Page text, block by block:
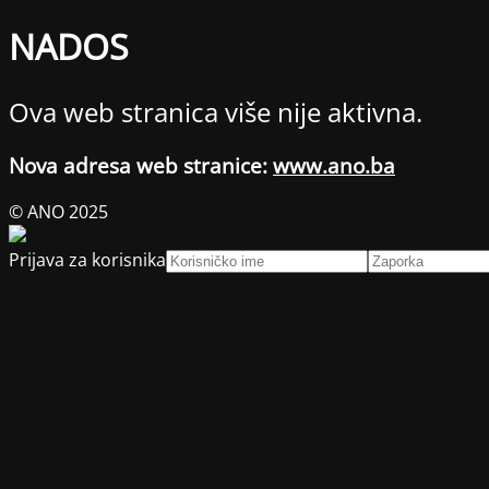
NADOS
Ova web stranica više nije aktivna.
Nova adresa web stranice: www.ano.ba
© ANO 2025
Prijava za korisnika